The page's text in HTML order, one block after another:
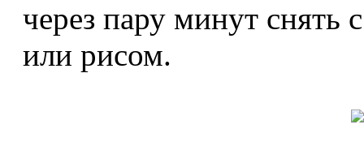
через пару минут снять
или рисом.